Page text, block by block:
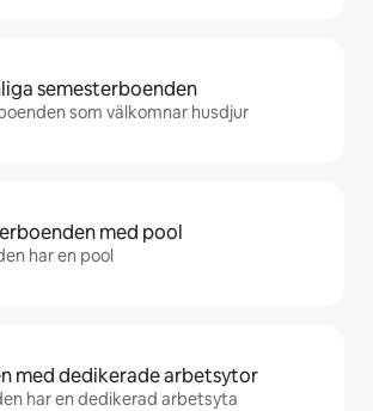
semesterboenden
som välkomnar husdjur
med pool
har en pool
med dedikerade arbetsytor
har en dedikerad arbetsyta